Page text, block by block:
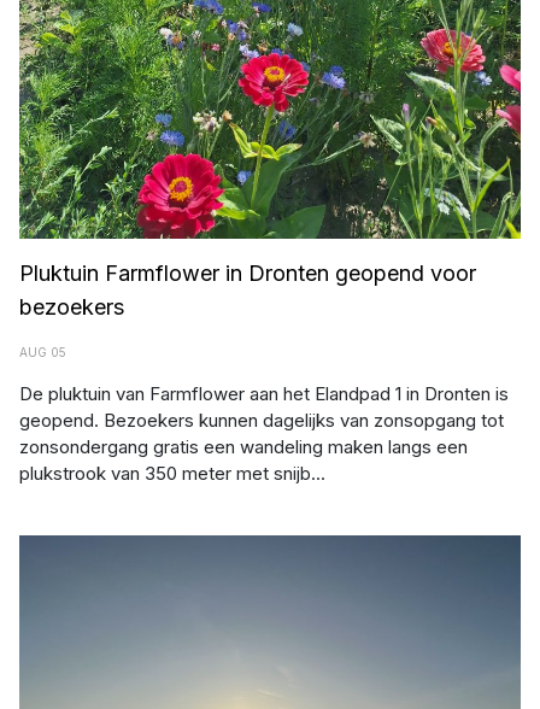
Pluktuin Farmflower in Dronten geopend voor
bezoekers
AUG 05
De pluktuin van Farmflower aan het Elandpad 1 in Dronten is
geopend. Bezoekers kunnen dagelijks van zonsopgang tot
zonsondergang gratis een wandeling maken langs een
plukstrook van 350 meter met snijb...